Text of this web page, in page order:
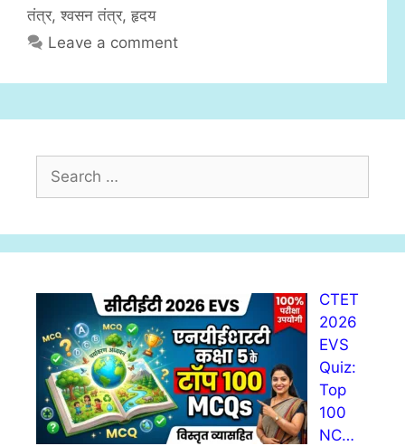
r
i
s
तंत्र, श्वसन तंत्र, हृदय
Leave a comment
r
c
CTET
2026
EVS
Quiz:
Top
100
NC…